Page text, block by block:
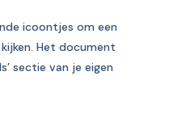
icoontjes om een
Het document
sectie van je eigen